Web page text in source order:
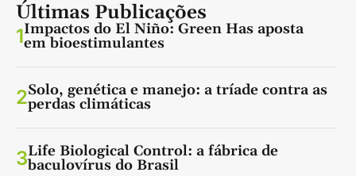
Últimas Publicações
1Impactos do El Niño: Green Has aposta
em bioestimulantes
2Solo, genética e manejo: a tríade contra as
perdas climáticas
3Life Biological Control: a fábrica de
baculovírus do Brasil